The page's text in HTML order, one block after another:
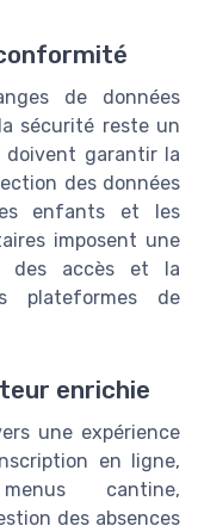
de données
sécurité reste un
doivent garantir la
des données
enfants et les
imposent une
des accès et la
plateformes de
enrichie
une expérience
en ligne,
cantine,
des absences